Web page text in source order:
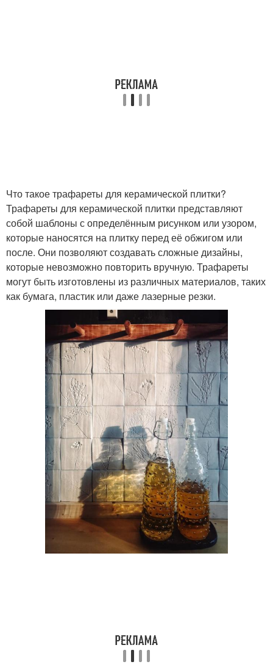
Что такое трафареты для керамической плитки?
Трафареты для керамической плитки представляют
собой шаблоны с определённым рисунком или узором,
которые наносятся на плитку перед её обжигом или
после. Они позволяют создавать сложные дизайны,
которые невозможно повторить вручную. Трафареты
могут быть изготовлены из различных материалов, таких
как бумага, пластик или даже лазерные резки.